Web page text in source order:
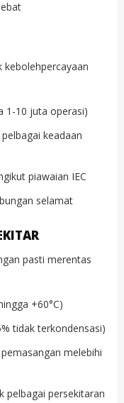
kebolehpercayaan
1-10 juta operasi)
keadaan
piawaian IEC
selamat
pasti merentas
+60°C)
tidak terkondensasi)
melebihi
pelbagai persekitaran